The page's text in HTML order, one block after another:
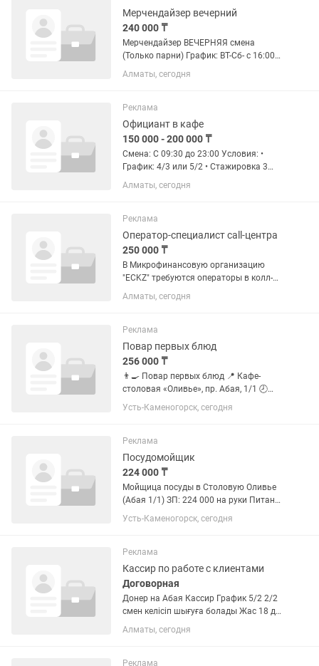
Мерчендайзер вечерний
240 000 ₸
Мерчендайзер ВЕЧЕРНЯЯ смена
(Только парни) График: ВТ-Сб- с 16:00
до 00:00, Вс - с 9:00 до 00:00, Пн -
Выходной. Гибкого графика НЕТ.
мерчендайзеров по простому вкратце:
-...
Алматы, сегодня
Реклама
Официант в кафе
150 000 - 200 000 ₸
Смена: С 09:30 до 23:00 Условия: •
График: 4/3 или 5/2 • Стажировка 3
день. Оплачивается 2-3 день
Своевременная оплата каждый 15
зарплата + бонусы и дорожные...
Алматы, сегодня
Реклама
Оператор-специалист call-центра
250 000 ₸
В Микрофинансовую организацию
"ECKZ" требуются операторы в колл-
центр. Основные обязанности: Прием
входящих звонков; Предоставление
компании; Управлять...
Алматы, сегодня
Реклама
Повар первых блюд
256 000 ₸
👨🍳 Повар первых блюд 📍 Кафе-
столовая «Оливье», пр. Абая, 1/1 🕗
График: 2/2, 07:00–20:00 💰 Зарплата:
напитки; • Делать заготовки...
Усть-Каменогорск, сегодня
Реклама
Посудомойщик
224 000 ₸
Мойщица посуды в Столовую Оливье
(Абая 1/1) ЗП: 224 000 на руки Питание
3х разовое Развоз после смены
Официальное трудоустройство
Усть-Каменогорск, сегодня
Реклама
Кассир по работе с клиентами
Договорная
Донер на Абая Кассир График 5/2 2/2
смен келісіп шығуға болады Жас 18 ден
жоғары болу керек!!
Алматы, сегодня
Реклама